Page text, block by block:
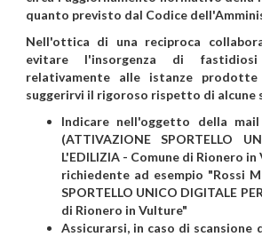
quanto previsto dal Codice
Nell'ottica di una reciproca
evitare l'insorgenza di
relativamente alle istanze
suggerirvi il rigoroso rispetto di alcune
Indicare nell'oggetto della
(ATTIVAZIONE SPORTELLO
L'EDILIZIA - Comune di Rionero
richiedente ad esempio "Rossi
SPORTELLO UNICO DIGITALE
di Rionero in Vulture"
Assicurarsi, in caso di